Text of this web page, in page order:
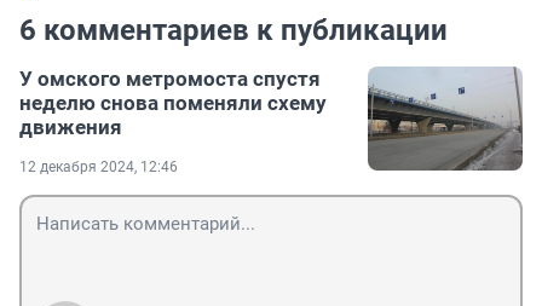
6 комментариев к публикации
У омского метромоста спустя
неделю снова поменяли схему
движения
12 декабря 2024, 12:46